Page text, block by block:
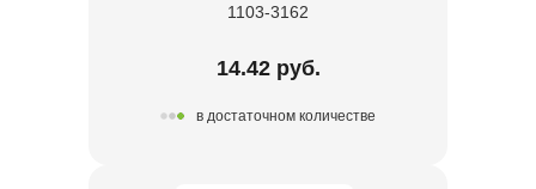
1103-3162
14.42 руб.
в достаточном количестве